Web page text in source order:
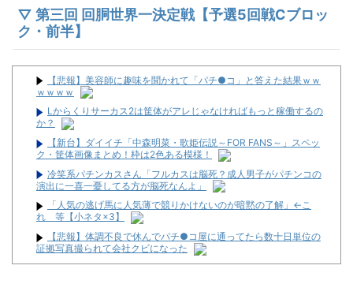
▽ 第三回 回胴世界一決定戦【予選5回戦Cブロッ
ク・前半】
【悲報】美容師に趣味を聞かれて「パチ●コ」と答えた結果ｗｗ
ｗｗｗｗ
Lからくりサーカス2は筐体がアレじゃなければもっと稼働するの
か？
【新台】ダイイチ「中森明菜・歌姫伝説～FOR FANS～」スペッ
ク・筐体画像まとめ！枠は2色ある模様！
冷笑系パチンカスさん「フルカスは脳死？成人男子がパチンコの
演出に一喜一憂してる方が脳死なんよ」
「人気の逃げ馬に人気薄で競りかけないのが暗黙の了解」←こ
れ 等【小ネタ×3】
【悲報】体調不良で休んでパチ●コ屋に通ってたら数十日単位の
証拠写真撮られて会社クビになった
正直「やじきた」ってコンテンツ、もう終わりにしてもよくね？